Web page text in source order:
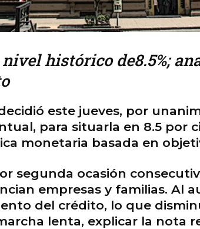
histórico de8.5%;
este jueves, por
para situarla en 8.5 por
monetaria basada en
segunda ocasión
empresas y familias. Al
del crédito, lo que
lenta, explicar la nota